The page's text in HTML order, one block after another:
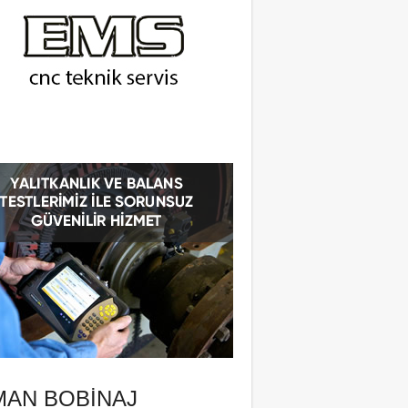
BOBINAJ